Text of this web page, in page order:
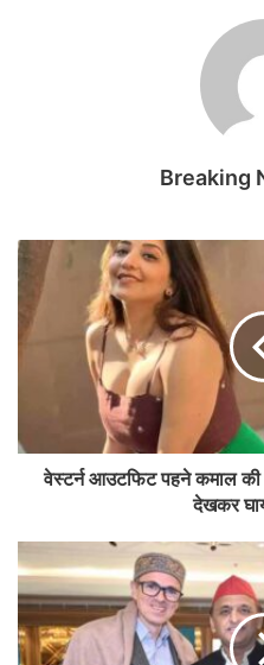
Breaking
वेस्टर्न आउटफिट पहने कमाल की
देखकर